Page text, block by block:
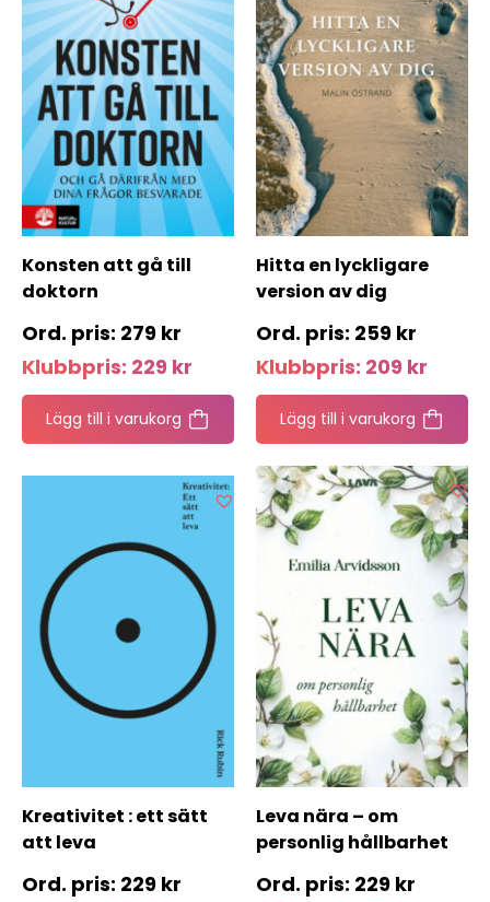
Konsten att gå till
doktorn
279 kr
Klubbpris: 229 kr
Lägg till i varukorg
Hitta en lyckligare
version av dig
259 kr
Klubbpris: 209 kr
Lägg till i varukorg
Kreativitet : ett sätt
att leva
229 kr
Leva nära – om
personlig hållbarhet
229 kr